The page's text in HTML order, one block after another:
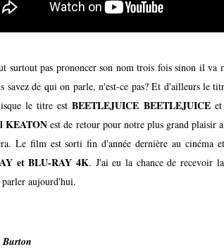
surtout pas prononcer son nom trois fois sinon il va
savez de qui on parle, n'est-ce pas? Et d'ailleurs le
le titre estBEETLEJUICE BEETLEJUICEet
KEATON est de retour pour notre plus grand plaisir
Le film est sorti fin d'année dernière au cinéma
et BLU-RAY 4K. J'ai eu la chance de recevoir
parler aujourd'hui.